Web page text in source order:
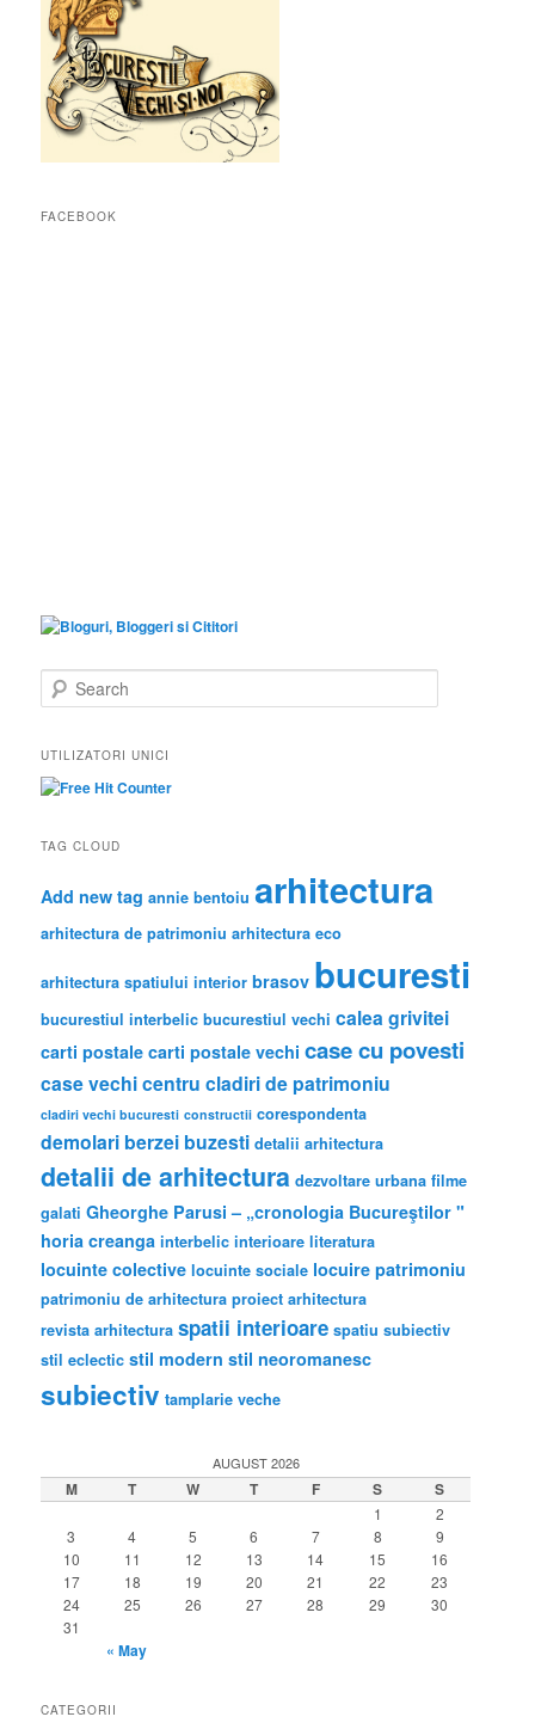
FACEBOOK
e
r
h
UTILIZATORI UNICI
TAG CLOUD
Add new tag annie bentoiu arhitectura
arhitectura de patrimoniu arhitectura eco
arhitectura spatiului interior brasov bucuresti
bucurestiul interbelic bucurestiul vechi calea grivitei
carti postale carti postale vechi case cu povesti
case vechicentru cladiri de patrimoniu
cladiri vechi bucuresti constructii corespondenta
demolari berzei buzesti detalii arhitectura
detalii de arhitectura dezvoltare urbana filme
galati Gheorghe Parusi – „cronologia Bucureştilor "
horia creanga interbelic interioare literatura
locuinte colective locuinte sociale locuire patrimoniu
patrimoniu de arhitectura proiect arhitectura
revista arhitectura spatii interioare spatiu subiectiv
stil eclectic stil modern stil neoromanesc
subiectiv tamplarie veche
AUGUST 2026
M T W T F S S
1
2
3
4 5 6 7 8
9
10
11 12 13 14 15
16
17
18 19 20 21 22
23
24
25 26 27 28 29
30
31
« May
CATEGORII